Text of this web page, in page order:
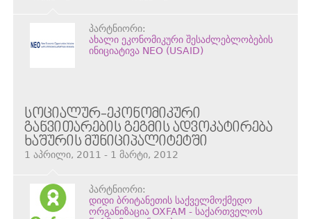
პარტნიორი:
ახალი ეკონომიკური შესაძლებლობების
ინიციატივა NEO (USAID)
ᲡᲝᲪᲘᲐᲚᲣᲠ-ᲔᲙᲝᲜᲝᲛᲘᲙᲣᲠᲘ
ᲒᲐᲜᲕᲘᲗᲐᲠᲔᲑᲘᲡ ᲒᲔᲒᲛᲘᲡ ᲐᲓᲕᲝᲙᲐᲢᲘᲠᲔᲑᲐ
ᲮᲐᲨᲣᲠᲘᲡ ᲛᲣᲜᲘᲪᲘᲞᲐᲚᲘᲢᲔᲢᲨᲘ
1 აპრილი, 2011 - 1 მარტი, 2012
პარტნიორი:
დიდი ბრიტანეთის საქველმოქმედო
ორგანიზაცია OXFAM - საქართველოს